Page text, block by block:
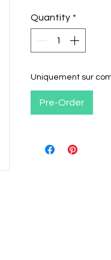
Quantity *
Uniquement sur
Pre-Order